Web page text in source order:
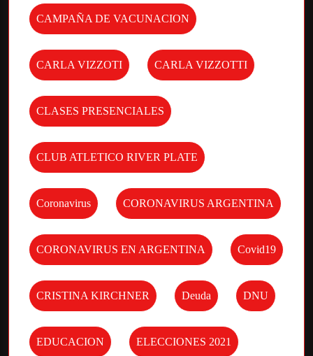
CAMPAÑA DE VACUNACION
CARLA VIZZOTI CARLA VIZZOTTI
CLASES PRESENCIALES
CLUB ATLETICO RIVER PLATE
Coronavirus CORONAVIRUS ARGENTINA
CORONAVIRUS EN ARGENTINA Covid19
CRISTINA KIRCHNER Deuda DNU
EDUCACION ELECCIONES 2021